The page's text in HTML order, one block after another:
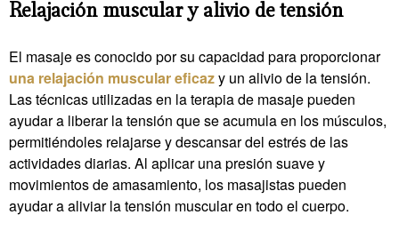
Relajación muscular y alivio de tensión
El masaje es conocido por su capacidad para proporcionar
una relajación muscular eficazy un alivio de la tensión.
Las técnicas utilizadas en la terapia de masaje pueden
ayudar a liberar la tensión que se acumula en los músculos,
permitiéndoles relajarse y descansar del estrés de las
actividades diarias. Al aplicar una presión suave y
movimientos de amasamiento, los masajistas pueden
ayudar a aliviar la tensión muscular en todo el cuerpo.